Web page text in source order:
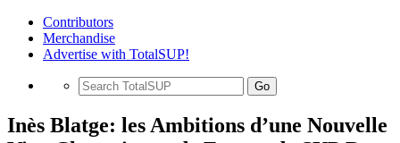
Contributors
Merchandise
Advertise with TotalSUP!
Go
Inès Blatge: les Ambitions d’une Nouvelle